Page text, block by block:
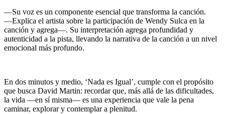
―Su voz es un componente esencial que transforma la canción.
―Explica el artista sobre la participación de Wendy Sulca en la
canción y agrega―. Su interpretación agrega profundidad y
autenticidad a la pista, llevando la narrativa de la canción a un nivel
emocional más profundo.
En dos minutos y medio, ‘Nada es Igual’, cumple con el propósito
que busca David Martin: recordar que, más allá de las dificultades,
la vida ―en sí misma― es una experiencia que vale la pena
caminar, explorar y contemplar a plenitud.